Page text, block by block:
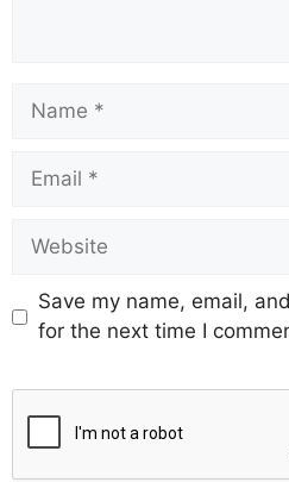
Save my name, email,
for the next time I